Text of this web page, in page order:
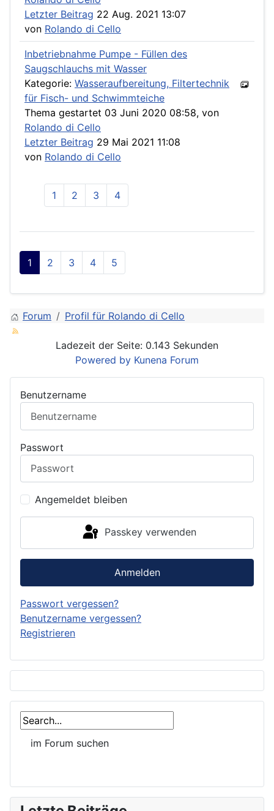
Letzter Beitrag 22 Aug. 2021 13:07
von Rolando di Cello
Inbetriebnahme Pumpe - Füllen des
Saugschlauchs mit Wasser
Kategorie: Wasseraufbereitung, Filtertechnik
für Fisch- und Schwimmteiche
Thema gestartet 03 Juni 2020 08:58, von
Rolando di Cello
Letzter Beitrag 29 Mai 2021 11:08
von Rolando di Cello
1 2 3 4
1 2 3 4 5
Forum Profil für Rolando di Cello
Ladezeit der Seite: 0.143 Sekunden
Powered by Kunena Forum
Benutzername
Passwort
Angemeldet bleiben
Passkey verwenden
Anmelden
Passwort vergessen?
Benutzername vergessen?
Registrieren